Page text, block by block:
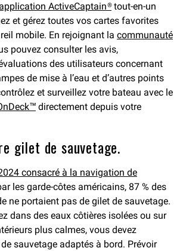
application ActiveCaptain®tout-en-un
et gérez toutes vos cartes favorites
mobile. En rejoignant la communauté
pouvez consulter les avis,
des utilisateurs concernant
de mise à l’eau et d’autres points
et surveillez votre bateau avec le
directement depuis votre
gilet de sauvetage.
consacré à la navigation de
les garde-côtes américains, 87 % des
ne portaient pas de gilet de sauvetage.
dans des eaux côtières isolées ou sur
plus calmes, vous devez
sauvetage adaptés à bord. Prévoir